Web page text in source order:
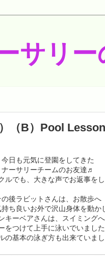
サリ
（B）Pool Lesson
今日も元気に登園をしてきた
ナーサリーチームのお友達♬
ルでも、大きな声でお返事を
の後ラビットさんは、お散歩へ
ち良いお外で沢山身体を動か
キーベアさんは、スイミングへ
をつけて上手に泳いでいました
の基本の泳ぎ方も出来ていまし